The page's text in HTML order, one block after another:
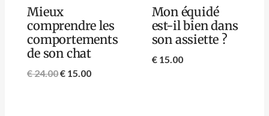
Mieux
comprendre les
comportements
de son chat
€24.00€ 15.00
Mon équidé
est-il bien dans
son assiette ?
€15.00